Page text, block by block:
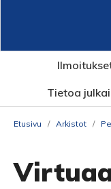
Tietoa
Etusivu / Arkistot /